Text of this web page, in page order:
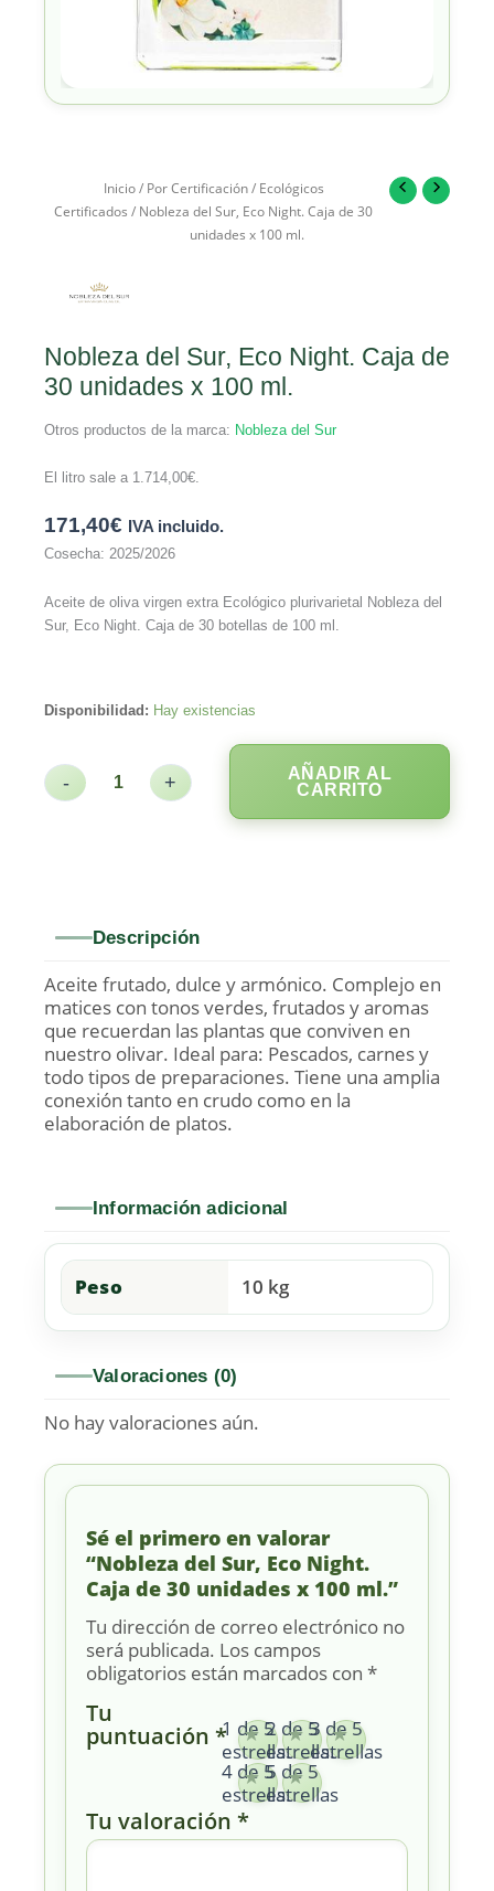
Inicio/ Por Certificación/ Ecológicos
Certificados / Nobleza del Sur, Eco Night. Caja de 30
unidades x 100 ml.
Nobleza del Sur, Eco Night. Caja de
30 unidades x 100 ml.
Otros productos de la marca: Nobleza del Sur
El litro sale a 1.714,00€.
171,40€ IVA incluido.
Cosecha: 2025/2026
Aceite de oliva virgen extra Ecológico plurivarietal Nobleza del
Sur, Eco Night. Caja de 30 botellas de 100 ml.
Disponibilidad: Hay existencias
- +
AÑADIR AL
CARRITO
Descripción
Aceite frutado, dulce y armónico. Complejo en
matices con tonos verdes, frutados y aromas
que recuerdan las plantas que conviven en
nuestro olivar. Ideal para: Pescados, carnes y
todo tipos de preparaciones. Tiene una amplia
conexión tanto en crudo como en la
elaboración de platos.
Información adicional
Peso 10 kg
Valoraciones (0)
No hay valoraciones aún.
Sé el primero en valorar
“Nobleza del Sur, Eco Night.
Caja de 30 unidades x 100 ml.”
Tu dirección de correo electrónico no
será publicada. Los campos
obligatorios están marcados con *
Tu
puntuación *1 de 5
estrellas
2 de 5
estrellas
3 de 5
estrellas
4 de 5
estrellas
5 de 5
estrellas
Tu valoración *